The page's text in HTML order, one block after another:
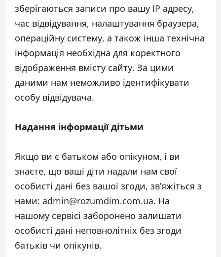
зберігаються записи про вашу IP адресу,
час відвідування, налаштування браузера,
операційну систему, а також інша технічна
інформація необхідна для коректного
відображення вмісту сайту. За цими
даними нам неможливо ідентифікувати
особу відвідувача.
Надання інформації дітьми
Якщо ви є батьком або опікуном, і ви
знаєте, що ваші діти надали нам свої
особисті дані без вашої згоди, зв’яжіться з
нами: admin@rozumdim.com.ua. На
нашому сервісі заборонено залишати
особисті дані неповнолітніх без згоди
батьків чи опікунів.